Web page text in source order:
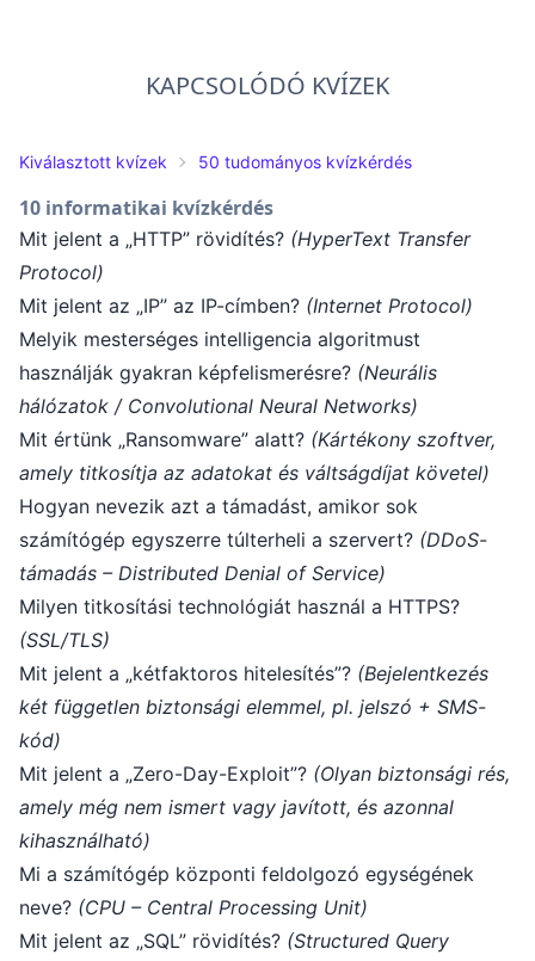
KAPCSOLÓDÓ KVÍZEK
Kiválasztott kvízek 50 tudományos kvízkérdés
10 informatikai kvízkérdés
Mit jelent a „HTTP” rövidítés? (HyperText Transfer
Protocol)
Mit jelent az „IP” az IP-címben? (Internet Protocol)
Melyik mesterséges intelligencia algoritmust
használják gyakran képfelismerésre? (Neurális
hálózatok / Convolutional Neural Networks)
Mit értünk „Ransomware” alatt? (Kártékony szoftver,
amely titkosítja az adatokat és váltságdíjat követel)
Hogyan nevezik azt a támadást, amikor sok
számítógép egyszerre túlterheli a szervert? (DDoS-
támadás – Distributed Denial of Service)
Milyen titkosítási technológiát használ a HTTPS?
(SSL/TLS)
Mit jelent a „kétfaktoros hitelesítés”? (Bejelentkezés
két független biztonsági elemmel, pl. jelszó + SMS-
kód)
Mit jelent a „Zero-Day-Exploit”? (Olyan biztonsági rés,
amely még nem ismert vagy javított, és azonnal
kihasználható)
Mi a számítógép központi feldolgozó egységének
neve? (CPU – Central Processing Unit)
Mit jelent az „SQL” rövidítés? (Structured Query